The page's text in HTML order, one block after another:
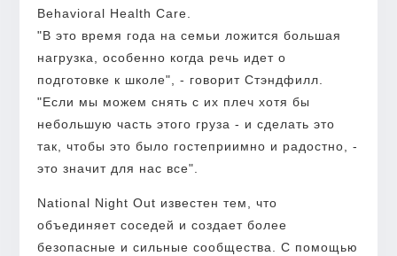
Behavioral Health Care.
"В это время года на семьи ложится большая
нагрузка, особенно когда речь идет о
подготовке к школе", - говорит Стэндфилл.
"Если мы можем снять с их плеч хотя бы
небольшую часть этого груза - и сделать это
так, чтобы это было гостеприимно и радостно, -
это значит для нас все".
National Night Out известен тем, что
объединяет соседей и создает более
безопасные и сильные сообщества. С помощью